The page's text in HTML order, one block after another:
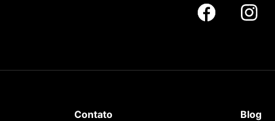
Contato
Blog